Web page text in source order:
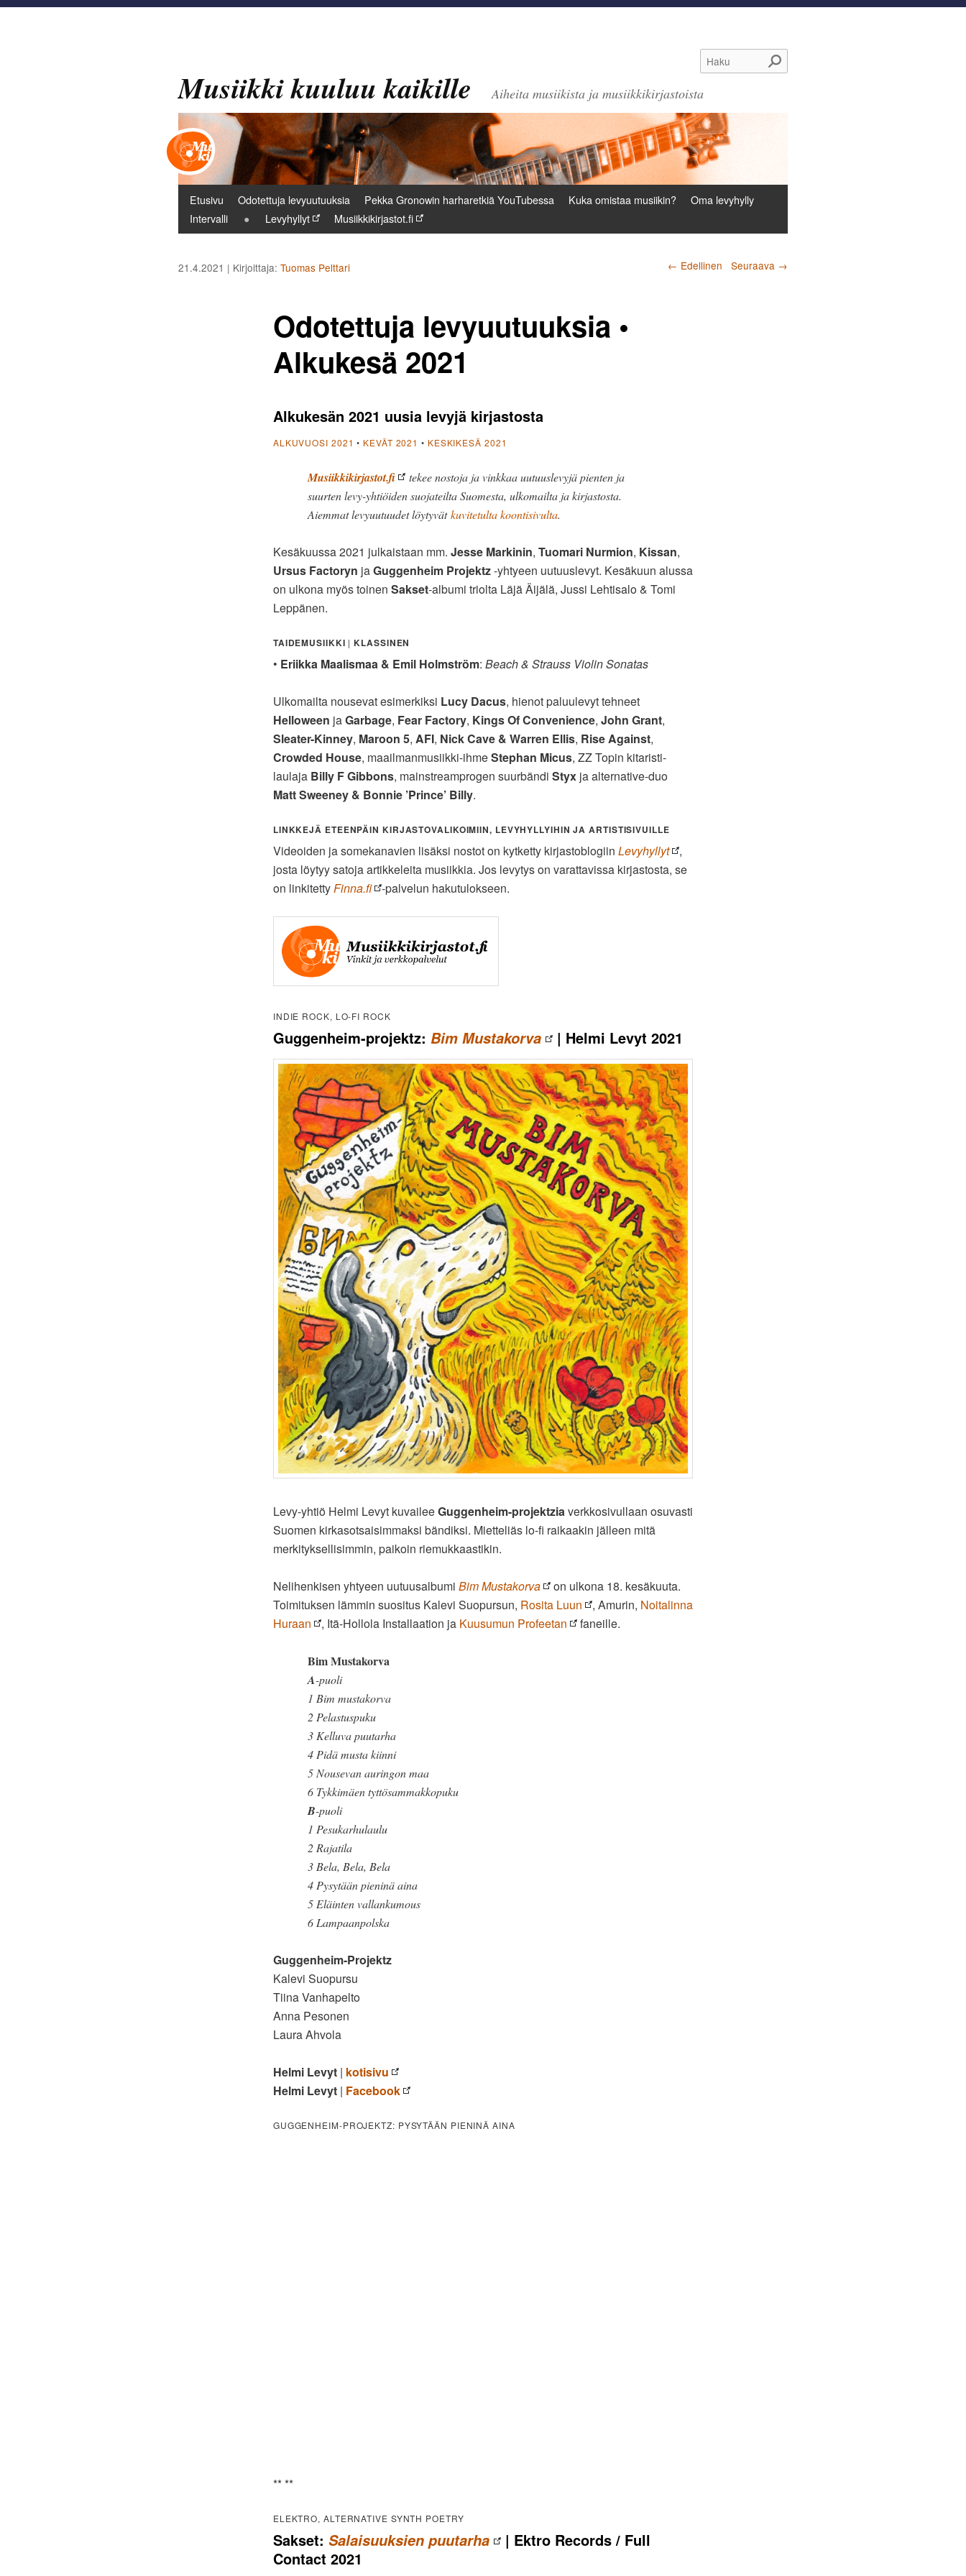
Haku
Musiikki kuuluu kaikille Aiheita musiikista ja musiikkikirjastoista
Päävalikko
Etusivu Odotettuja levyuutuuksia Pekka Gronowin harharetkiä YouTubessa Kuka omistaa musiikin?
Oma levyhylly
Intervalli
Levyhyllyt Musiikkikirjastot.fi
Artikkelien selaus
← Edellinen Seuraava →
Odotettuja levyuutuuksia •
Alkukesä 2021
21.4.2021 | Kirjoittaja: Tuomas Pelttari
Alkukesän 2021 uusia levyjä kirjastosta
ALKUVUOSI 2021 • KEVÄT 2021 • KESKIKESÄ 2021
Musiikkikirjastot.fi
tekee nostoja ja vinkkaa uutuuslevyjä pienten ja
suurten levy-yhtiöiden suojateilta Suomesta, ulkomailta ja kirjastosta.
Aiemmat levyuutuudet löytyvätkuvitetulta koontisivulta.
Kesäkuussa 2021 julkaistaan mm. Jesse Markinin, Tuomari Nurmion, Kissan,
Ursus Factoryn jaGuggenheim Projektz-yhtyeen uutuuslevyt. Kesäkuun alussa
on ulkona myös toinen Sakset-albumi triolta Läjä Äijälä, Jussi Lehtisalo & Tomi
Leppänen.
TAIDEMUSIIKKI |KLASSINEN
• Eriikka Maalismaa & Emil Holmström: Beach & Strauss Violin Sonatas
Ulkomailta nousevat esimerkiksi Lucy Dacus, hienot paluulevyt tehneet
Helloween jaGarbage, Fear Factory, Kings Of Convenience, John Grant,
Sleater-Kinney, Maroon 5, AFI, Nick Cave & Warren Ellis, Rise Against,
Crowded House, maailmanmusiikki-ihmeStephan Micus, ZZ Topin kitaristi-
laulaja Billy F Gibbons, mainstreamprogen suurbändi Styxja alternative-duo
Matt Sweeney & Bonnie ’Prince’ Billy.
LINKKEJÄ ETEENPÄIN KIRJASTOVALIKOIMIIN, LEVYHYLLYIHIN JA ARTISTISIVUILLE
Videoiden ja somekanavien lisäksi nostot on kytketty kirjastoblogiin Levyhyllyt
,
josta löytyy satoja artikkeleita musiikkia. Jos levytys on varattavissa kirjastosta, se
on linkitettyFinna.fi -palvelun hakutulokseen.
INDIE ROCK, LO-FI ROCK
Guggenheim-projektz: Bim Mustakorva | Helmi Levyt 2021
Levy-yhtiö Helmi Levyt kuvaileeGuggenheim-projektziaverkkosivullaan osuvasti
Suomen kirkasotsaisimmaksi bändiksi. Mietteliäs lo-fi raikaakin jälleen mitä
merkityksellisimmin, paikoin riemukkaastikin.
Nelihenkisen yhtyeen uutuusalbumi Bim Mustakorva
on ulkona 18. kesäkuuta.
Toimituksen lämmin suositus Kalevi Suopursun, Rosita Luun , Amurin, Noitalinna
Huraan
, Itä-Hollola Installaation ja Kuusumun Profeetan faneille.
Bim Mustakorva
A-puoli
1 Bim mustakorva
2 Pelastuspuku
3 Kelluva puutarha
4 Pidä musta kiinni
5 Nousevan auringon maa
6 Tykkimäen tyttösammakkopuku
B-puoli
1 Pesukarhulaulu
2 Rajatila
3 Bela, Bela, Bela
4 Pysytään pieninä aina
5 Eläinten vallankumous
6 Lampaanpolska
Guggenheim-Projektz
Kalevi Suopursu
Tiina Vanhapelto
Anna Pesonen
Laura Ahvola
Helmi Levyt | kotisivu
Helmi Levyt | Facebook
GUGGENHEIM-PROJEKTZ: PYSYTÄÄN PIENINÄ AINA
** **
ELEKTRO, ALTERNATIVE SYNTH POETRY
Sakset: Salaisuuksien puutarha | Ektro Records / Full
Contact 2021